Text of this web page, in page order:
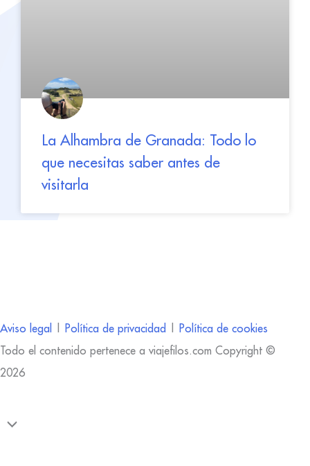
La Alhambra de Granada: Todo lo
que necesitas saber antes de
visitarla
Aviso legal Política de privacidad
Política de cookies
Todo el contenido pertenece a viajefilos.com Copyright ©
2026